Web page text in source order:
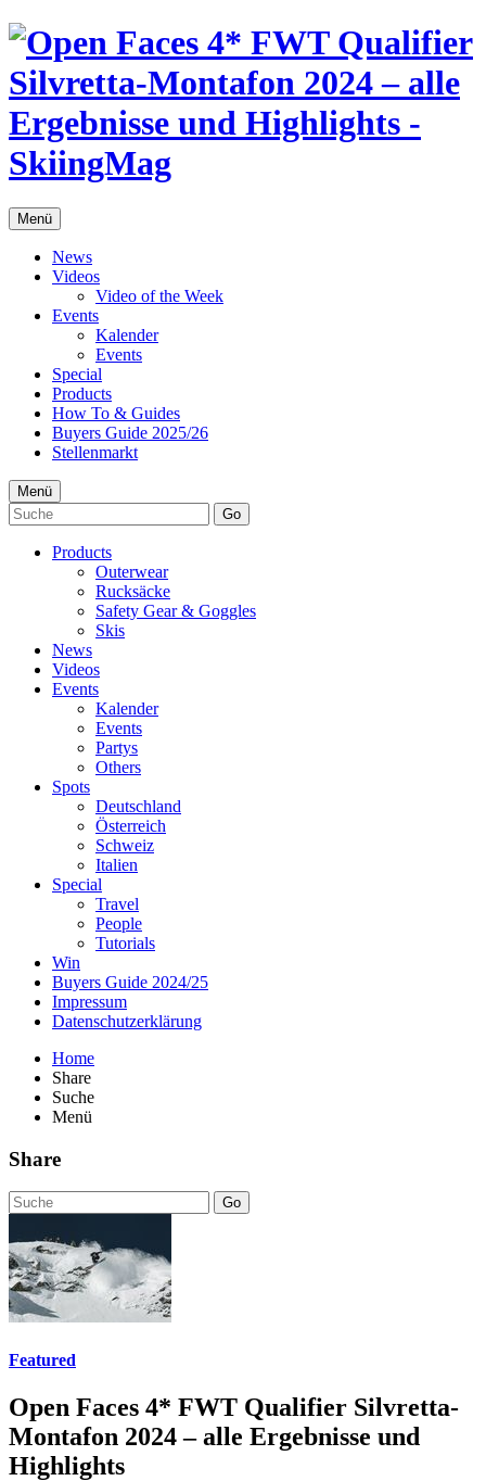
Menü
News
Videos
Video of the Week
Events
Kalender
Events
Special
Products
How To & Guides
Buyers Guide 2025/26
Stellenmarkt
Menü
Go
Products
Outerwear
Rucksäcke
Safety Gear & Goggles
Skis
News
Videos
Events
Kalender
Events
Partys
Others
Spots
Deutschland
Österreich
Schweiz
Italien
Special
Travel
People
Tutorials
Win
Buyers Guide 2024/25
Impressum
Datenschutzerklärung
Home
Share
Suche
Menü
Share
Go
Featured
Open Faces 4* FWT Qualifier Silvretta-
Montafon 2024 – alle Ergebnisse und
Highlights